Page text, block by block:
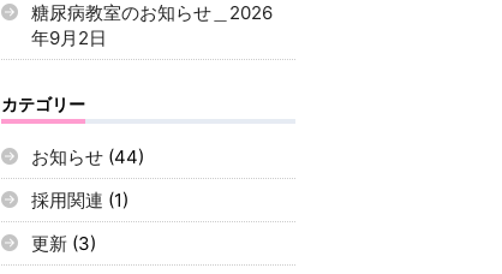
糖尿病教室のお知らせ＿2026
年9月2日
カテゴリー
お知らせ (44)
採用関連 (1)
更新 (3)